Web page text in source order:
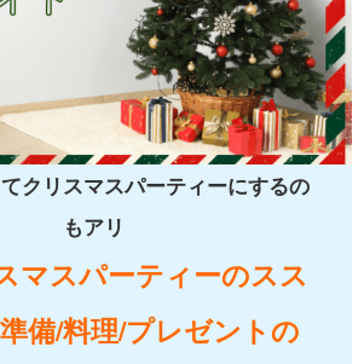
クリスマスパーティーにするの
もアリ
マスパーティーのスス
備/料理/プレゼントの